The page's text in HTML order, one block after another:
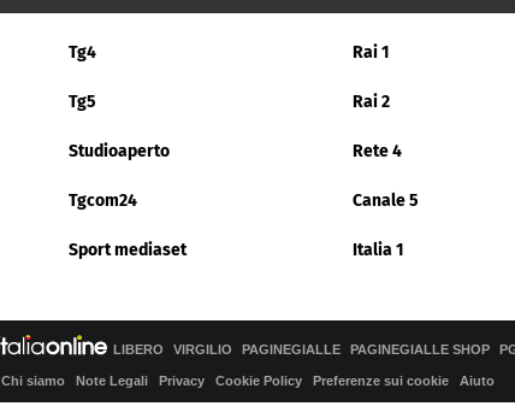
Tg4 Rai 1
Tg5 Rai 2
Studioaperto Rete 4
Tgcom24 Canale 5
Sport mediaset Italia 1
LIBERO VIRGILIO PAGINEGIALLE PAGINEGIALLE SHOP
Chi siamo Note Legali Privacy Cookie Policy Preferenze sui cookie Aiuto